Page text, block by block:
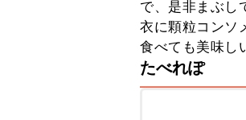
で、是非まぶし
衣に顆粒コンソ
食べても美味し
たべれぽ